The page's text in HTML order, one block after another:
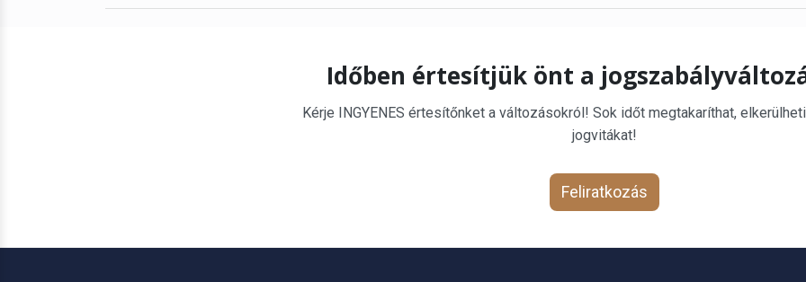
Időben értesítjük önt a
Kérje INGYENES értesítőnket a változásokról! Sok időt megtakaríthat,
jogvitákat!
Feliratkozás